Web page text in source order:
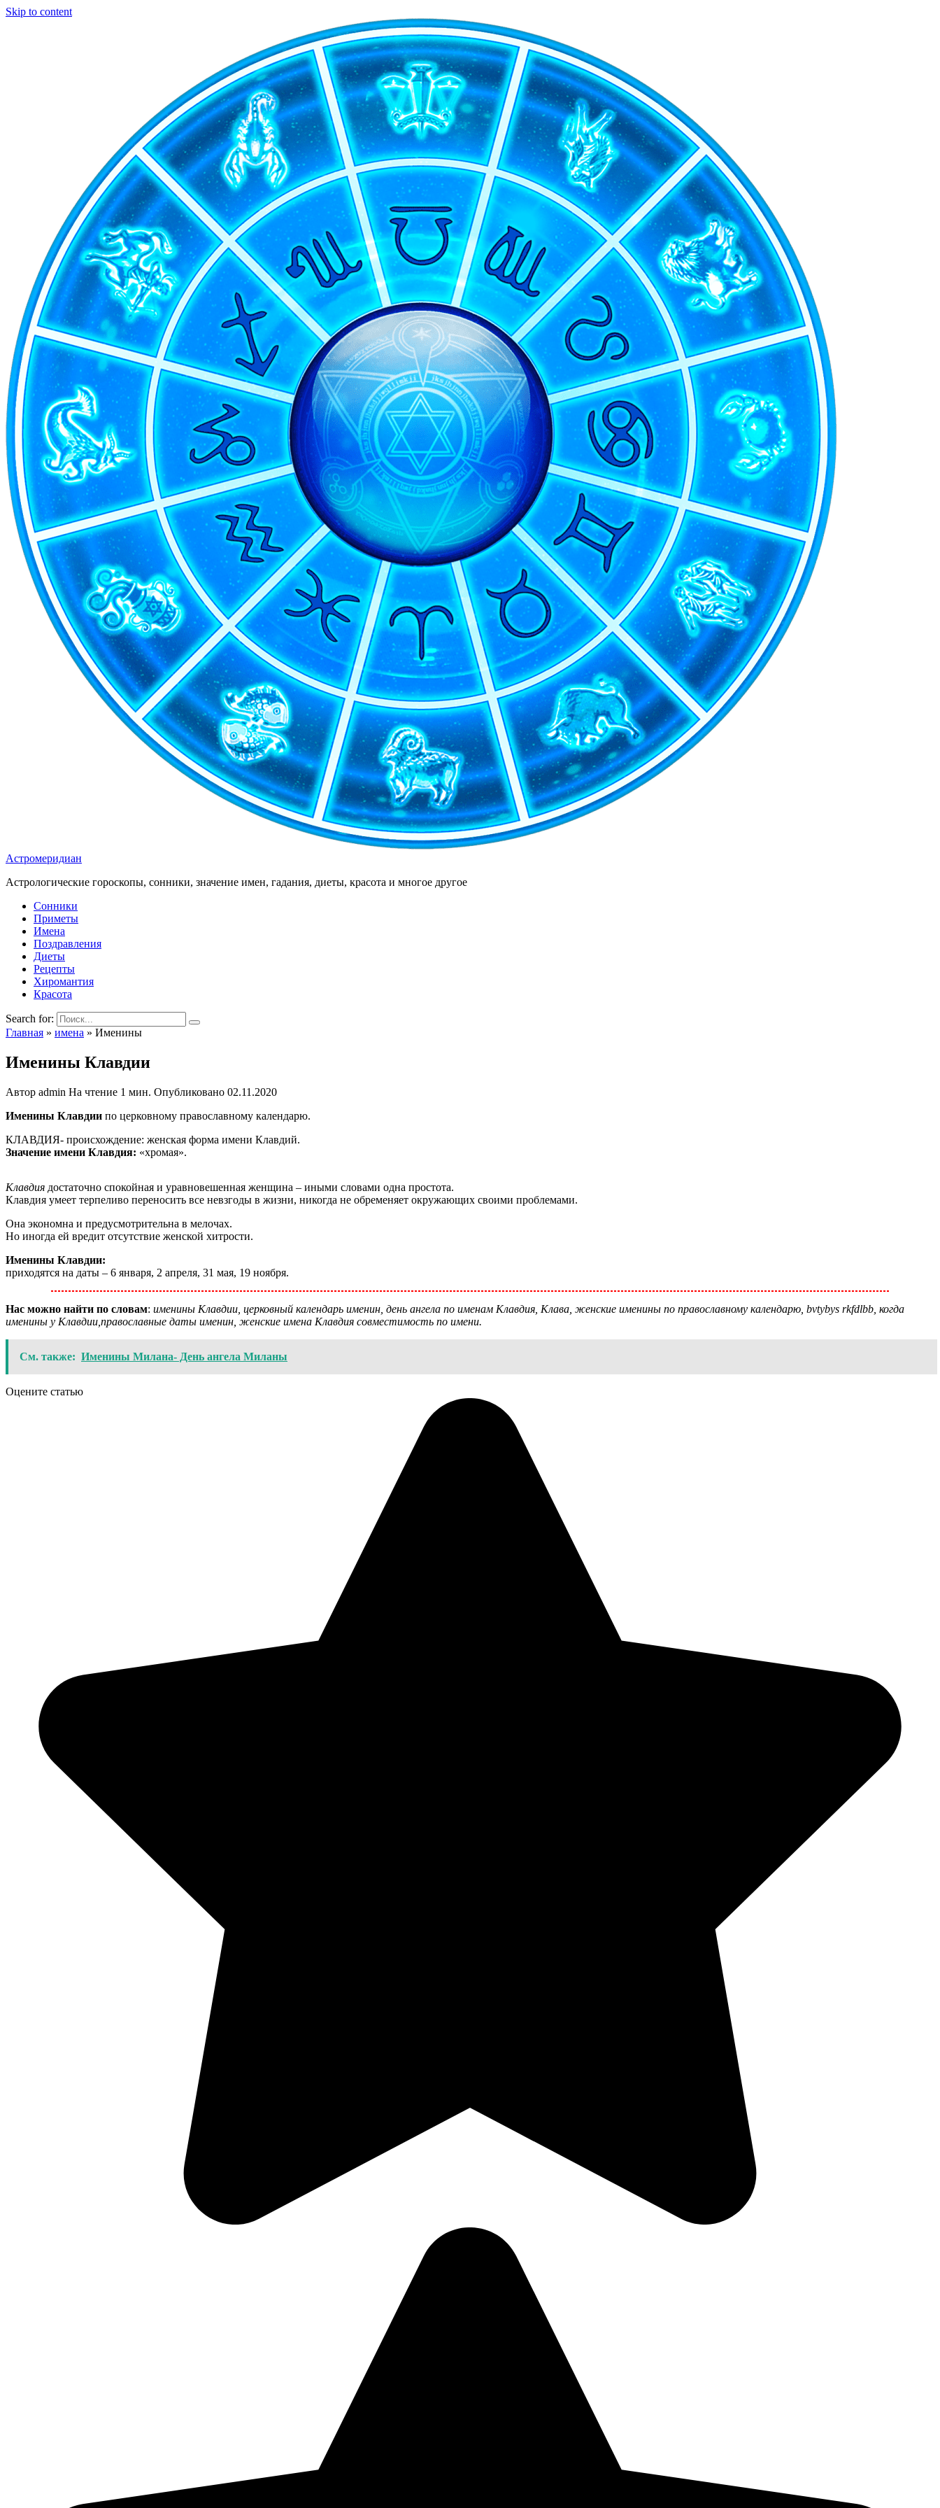
Skip to content
Астромеридиан
Астрологические гороскопы, сонники, значение имен, гадания, диеты, красота и многое другое
Сонники
Приметы
Имена
Поздравления
Диеты
Рецепты
Хиромантия
Красота
Search for:
Главная » имена » Именины
Именины Клавдии
Автор admin На чтение 1 мин. Опубликовано 02.11.2020
Именины Клавдии по церковному православному календарю.
КЛАВДИЯ- происхождение: женская форма имени Клавдий.
Значение имени Клавдия: «хромая».
Клавдия достаточно спокойная и уравновешенная женщина – иными словами одна простота.
Клавдия умеет терпеливо переносить все невзгоды в жизни, никогда не обременяет окружающих своими проблемами.
Она экономна и предусмотрительна в мелочах.
Но иногда ей вредит отсутствие женской хитрости.
Именины Клавдии:
приходятся на даты – 6 января, 2 апреля, 31 мая, 19 ноября.
Нас можно найти по словам: именины Клавдии, церковный календарь именин, день ангела по именам Клавдия, Клава, женские именины по православному календарю, bvtybys rkfdlbb, когда
именины у Клавдии,православные даты именин, женские имена Клавдия совместимость по имени.
См. также: Именины Милана- День ангела Миланы
Оцените статью